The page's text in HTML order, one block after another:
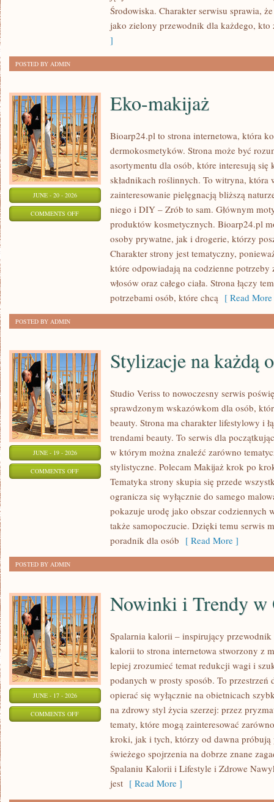
Środowiska. Charakter serwisu sprawia,
jako zielony przewodnik dla każdego, kto
]
POSTED BY ADMIN
JUNE - 20 - 2026
COMMENTS OFFON
Eko-makijaż
Bioarp24.pl to strona internetowa, która
dermokosmetyków. Strona może być
asortymentu dla osób, które interesują
składnikach roślinnych. To witryna, która
zainteresowanie pielęgnacją bliższą
niego i DIY – Zrób to sam. Głównym
produktów kosmetycznych. Bioarp24.pl
osoby prywatne, jak i drogerie, którzy
Charakter strony jest tematyczny,
które odpowiadają na codzienne potrzeby
włosów oraz całego ciała. Strona łączy
potrzebami osób, które chcą [ Read
POSTED BY ADMIN
JUNE - 19 - 2026
COMMENTS OFFON
STYLIZACJE
Stylizacje na każdą
Studio Veriss to nowoczesny serwis
sprawdzonym wskazówkom dla osób,
beauty. Strona ma charakter lifestylowy i
trendami beauty. To serwis dla
w którym można znaleźć zarówno
stylistyczne. Polecam Makijaż krok po
Tematyka strony skupia się przede
ogranicza się wyłącznie do samego
pokazuje urodę jako obszar codziennych
także samopoczucie. Dzięki temu serwis
poradnik dla osób [ Read More ]
POSTED BY ADMIN
JUNE - 17 - 2026
COMMENTS OFFON
ODCHUDZANIU
Nowinki i Trendy w
Spalarnia kalorii – inspirujący
kalorii to strona internetowa stworzony z
lepiej zrozumieć temat redukcji wagi i
podanych w prosty sposób. To
opierać się wyłącznie na obietnicach
na zdrowy styl życia szerzej: przez
tematy, które mogą zainteresować
kroki, jak i tych, którzy od dawna
świeżego spojrzenia na dobrze znane
Spalaniu Kalorii i Lifestyle i Zdrowe
jest [ Read More ]